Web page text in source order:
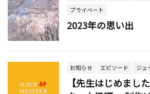
プライベート
2023年の思い出
お知らせ エピソード ジュ
【先生はじめまし